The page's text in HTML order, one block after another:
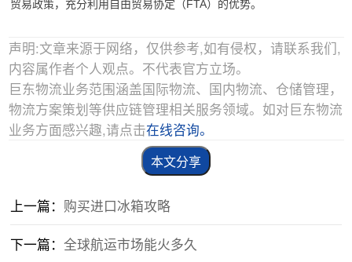
贸易政策，充分利用自由贸易协定（FTA）的优势。
声明:文章来源于网络，仅供参考,如有侵权，请联系我们,
内容属作者个人观点。不代表官方立场。
巨东物流业务范围涵盖国际物流、国内物流、仓储管理，
物流方案策划等供应链管理相关服务领域。如对巨东物流
业务方面感兴趣,请点击在线咨询。
本文分享
上一篇： 购买进口冰箱攻略
下一篇：全球航运市场能火多久